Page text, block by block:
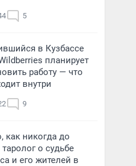
5
в Кузбассе
планирует
работу — что
внутри
9
как никогда до
таролог о судьбе
и его жителей в